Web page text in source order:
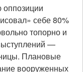
себе 80%
топорно и
—
Плановые
вооруженных